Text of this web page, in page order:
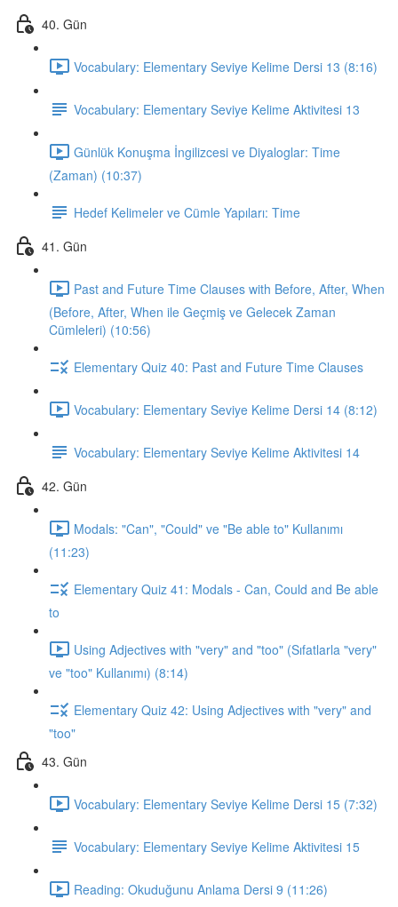
40. Gün
Vocabulary: Elementary Seviye Kelime Dersi 13 (8:16)
Vocabulary: Elementary Seviye Kelime Aktivitesi 13
Günlük Konuşma İngilizcesi ve Diyaloglar: Time
(Zaman) (10:37)
Hedef Kelimeler ve Cümle Yapıları: Time
41. Gün
Past and Future Time Clauses with Before, After, When
(Before, After, When ile Geçmiş ve Gelecek Zaman
Cümleleri) (10:56)
Elementary Quiz 40: Past and Future Time Clauses
Vocabulary: Elementary Seviye Kelime Dersi 14 (8:12)
Vocabulary: Elementary Seviye Kelime Aktivitesi 14
42. Gün
Modals: "Can", "Could" ve "Be able to" Kullanımı
(11:23)
Elementary Quiz 41: Modals - Can, Could and Be able
to
Using Adjectives with "very" and "too" (Sıfatlarla "very"
ve "too" Kullanımı) (8:14)
Elementary Quiz 42: Using Adjectives with "very" and
"too"
43. Gün
Vocabulary: Elementary Seviye Kelime Dersi 15 (7:32)
Vocabulary: Elementary Seviye Kelime Aktivitesi 15
Reading: Okuduğunu Anlama Dersi 9 (11:26)